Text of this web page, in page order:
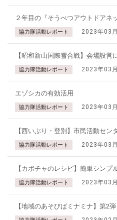
２年目の『そうべつアウトドアネ
協力隊活動レポート 2023年03
【昭和新山国際雪合戦】会場設営
協力隊活動レポート 2023年03
エゾシカの有効活用
協力隊活動レポート 2023年03
【西いぶり・登別】市民活動セン
協力隊活動レポート 2023年03
【カボチャのレシピ】簡単シンプ
協力隊活動レポート 2023年03
【地域のあそびばミナミナ】第2